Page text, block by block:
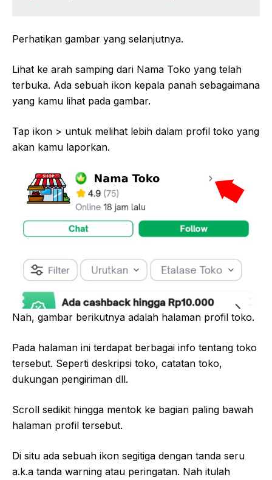
Perhatikan gambar yang selanjutnya.
Lihat ke arah samping dari Nama Toko yang telah
terbuka. Ada sebuah ikon kepala panah sebagaimana
yang kamu lihat pada gambar.
Tap ikon > untuk melihat lebih dalam profil toko yang
akan kamu laporkan.
Nah, gambar berikutnya adalah halaman profil toko.
Pada halaman ini terdapat berbagai info tentang toko
tersebut. Seperti deskripsi toko, catatan toko,
dukungan pengiriman dll.
Scroll sedikit hingga mentok ke bagian paling bawah
halaman profil tersebut.
Di situ ada sebuah ikon segitiga dengan tanda seru
a.k.a tanda warning atau peringatan. Nah itulah